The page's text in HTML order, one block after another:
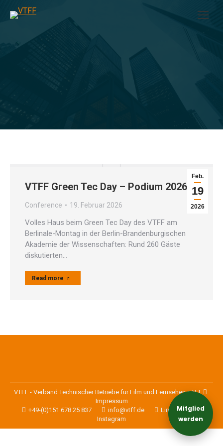
Feb.
19
2026
VTFF Green Tec Day – Podium 2026
Conference 19. Februar 2026
Volles Haus beim Green Tec Day des VTFF am
Berlinale-Montag in der Berlin-Brandenburgischen
Akademie der Wissenschaften: Rund 260 Gäste
diskutierten…
Read more
Mitglied
werden
VTFF - Verband Technischer Betriebe für Film und Fernsehen e.V. |
Impressum
+49-(0)151 678 25 837
info@vtff.de
Linkedin
Instagram